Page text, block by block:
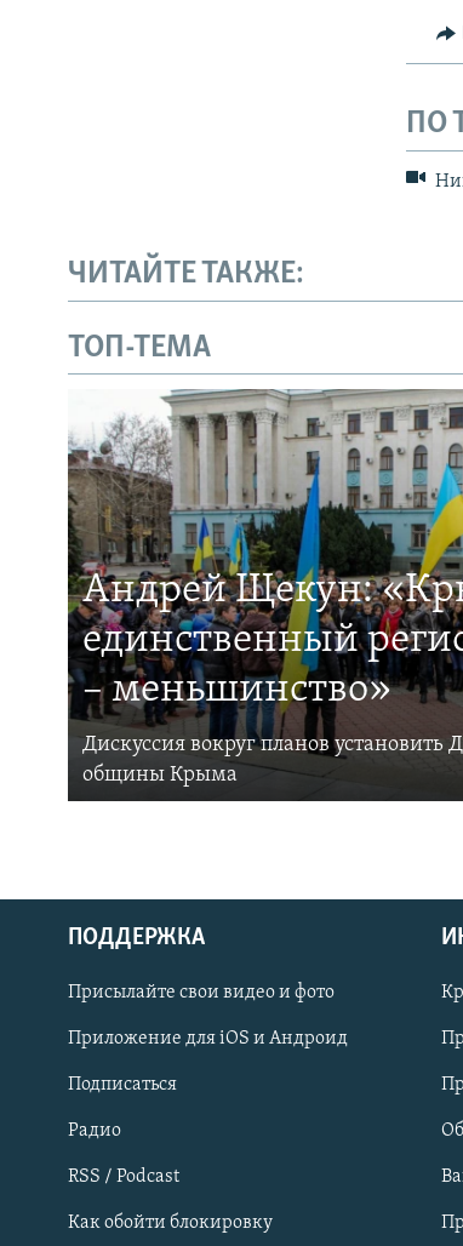
Українською
Qırımtatar
ПРИСОЕДИНЯЙТЕСЬ!
ПО
ЧИТАЙТЕ ТАКЖЕ:
ТОП-ТЕМА
Андрей Щекун:
единственный
– меньшинство»
Дискуссия вокруг планов
общины Крыма
ПОДДЕРЖКА
Присылайте свои видео и фото
Приложение для iOS и Андроид
Подписаться
Радио
RSS / Podcast
Как обойти блокировку